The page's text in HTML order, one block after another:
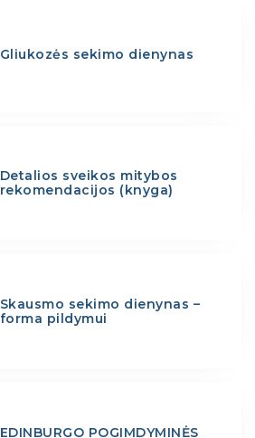
Gliukozės sekimo dienynas
Detalios sveikos mitybos
rekomendacijos (knyga)
Skausmo sekimo dienynas –
forma pildymui
EDINBURGO POGIMDYMINĖS